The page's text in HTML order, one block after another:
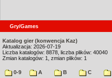
Gry/Games
Katalog gier (konwencja Kaz)
Aktualizacja: 2026-07-19
Liczba katalogów: 8878, liczba plików: 40040
Zmian katalogów: 1, zmian plików: 1
0-9 A B C